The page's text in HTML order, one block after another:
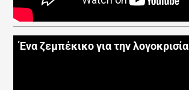
Ένα ζεμπέκικο για την λογοκρισία